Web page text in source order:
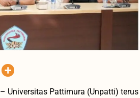
– Universitas Pattimura (Unpatti) terus